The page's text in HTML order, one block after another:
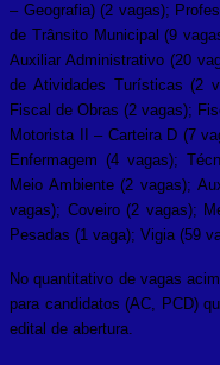
– Geografia) (2 vagas);
de Trânsito Municipal (9
Auxiliar Administrativo (20
de Atividades Turísticas (2
Fiscal de Obras (2 vagas);
Motorista II – Carteira D (7
Enfermagem (4 vagas);
Meio Ambiente (2 vagas);
vagas); Coveiro (2 vagas);
Pesadas (1 vaga); Vigia (59
No quantitativo de vagas
para candidatos (AC, PCD)
edital de abertura.